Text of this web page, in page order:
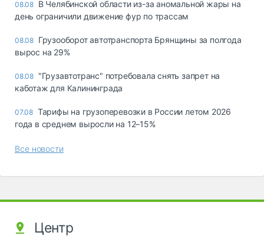
08.08 В Челябинской области из-за аномальной жары на
день ограничили движение фур по трассам
08.08 Грузооборот автотранспорта Брянщины за полгода
вырос на 29%
08.08 "Грузавтотранс" потребовала снять запрет на
каботаж для Калининграда
07.08 Тарифы на грузоперевозки в России летом 2026
года в среднем выросли на 12–15%
Все новости
Центр